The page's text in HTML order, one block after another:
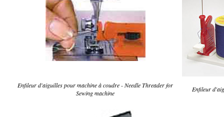
Enfileur d'aiguilles pour machine à coudre - Needle Threader for
Sewing machine
Enfileur